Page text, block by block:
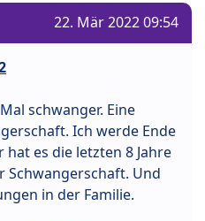
22. Mär 2022 09:54
schwanger. Eine
Ich werde Ende
es die letzten 8 Jahre
Und
in der Familie.